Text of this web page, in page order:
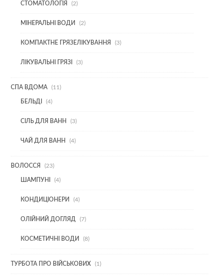
СТОМАТОЛОГІЯ
22
МІНЕРАЛЬНІ ВОДИ
22
КОМПАКТНЕ ГРЯЗЕЛІКУВАННЯ
33
ЛІКУВАЛЬНІ ГРЯЗІ
33
СПА ВДОМА 1111
БЕЛЬДІ
44
СІЛЬ ДЛЯ ВАНН
33
ЧАЙ ДЛЯ ВАНН
44
ВОЛОССЯ 2323
ШАМПУНІ
44
КОНДИЦІОНЕРИ
44
ОЛІЙНИЙ ДОГЛЯД
77
КОСМЕТИЧНІ ВОДИ
88
ТУРБОТА ПРО ВІЙСЬКОВИХ 11